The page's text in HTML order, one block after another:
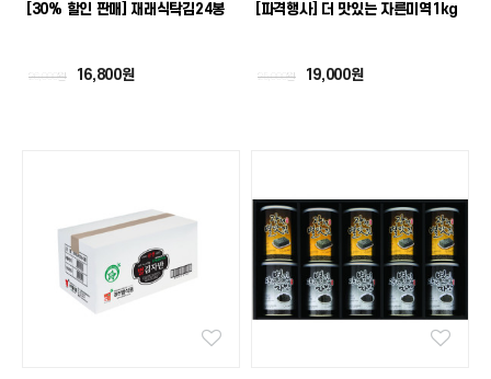
[30% 할인 판매] 재래식탁김24봉
26,000원 16,800원
[파격행사] 더 맛있는 자른미역1kg
25,000원 19,000원